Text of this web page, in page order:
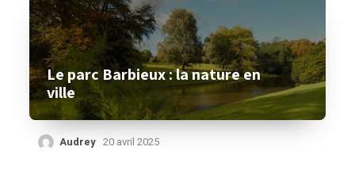
Le parc Barbieux : la nature en
ville
Audrey 20 avril 2025